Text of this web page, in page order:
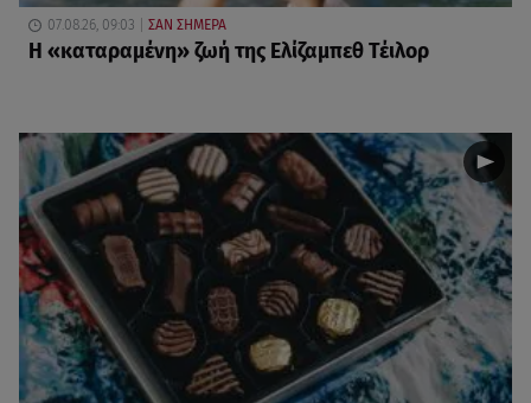
07.08.26, 09:03 ΣΑΝ ΣΗΜΕΡΑ
Η «καταραμένη»​​​​​​​ ζωή της Ελίζαμπεθ Τέιλορ